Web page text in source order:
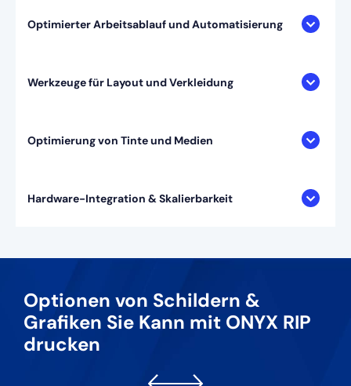
Optimierter Arbeitsablauf und Automatisierung
Werkzeuge für Layout und Verkleidung
Optimierung von Tinte und Medien
Hardware-Integration & Skalierbarkeit
Optionen von Schildern &
Grafiken Sie Kann mit ONYX RIP
drucken